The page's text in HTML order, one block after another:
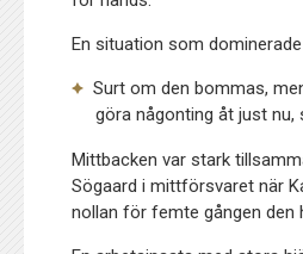
En situation som
Surt om den bommas,
göra någonting åt just nu,
Mittbacken var stark
Sögaard i mittförsvaret när
nollan för femte gången den